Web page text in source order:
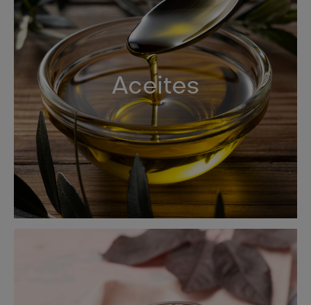
Aceites